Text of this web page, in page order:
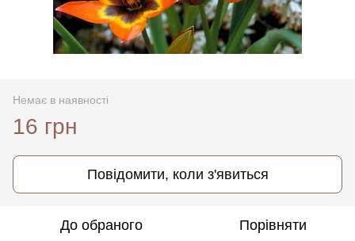
Немає в наявності
16 грн
Повідомити, коли з'явиться
До обраного Порівняти